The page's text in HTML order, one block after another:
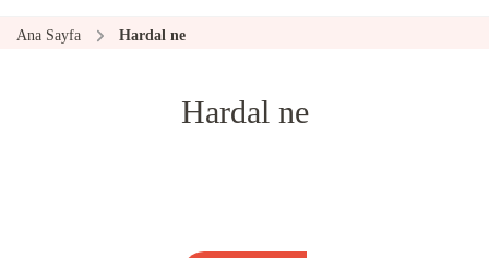
Ana Sayfa Hardal ne
Hardal ne